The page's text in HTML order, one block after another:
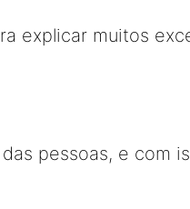
explicar muitos
pessoas, e com